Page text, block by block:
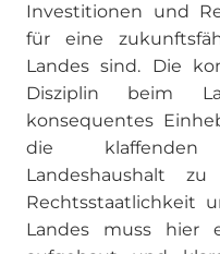
Investitionen und
für eine
Landes sind. Die
Disziplin beim
konsequentes
die klaffenden
Landeshaushalt
Rechtsstaatlichkeit
Landes muss hier